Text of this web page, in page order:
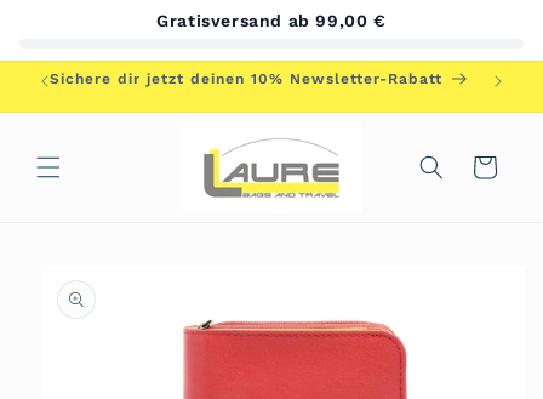
Sichere dir jetzt deinen 10% Newsletter-Rabatt
Warenkorb
Gratisversand ab 99,00 €